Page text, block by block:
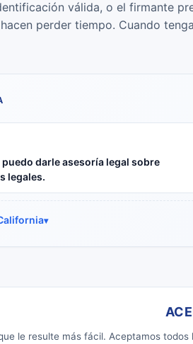
válida, o el firmante
perder tiempo. Cuando
darle asesoría legal sobre
legales.
le resulte más fácil. Aceptamos